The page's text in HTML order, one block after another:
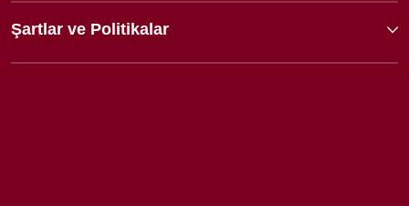
Şartlar ve Politikalar